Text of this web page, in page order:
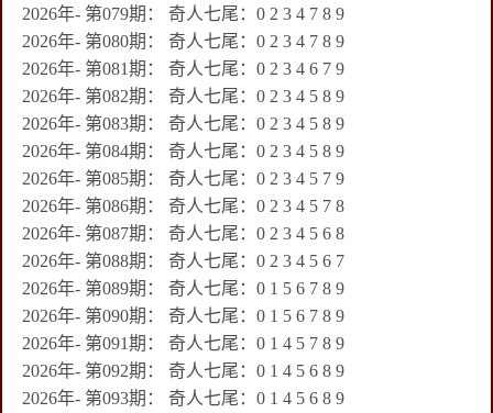
2026年- 第079期： 奇人七尾：0 2 3 4 7 8 9
2026年- 第080期： 奇人七尾：0 2 3 4 7 8 9
2026年- 第081期： 奇人七尾：0 2 3 4 6 7 9
2026年- 第082期： 奇人七尾：0 2 3 4 5 8 9
2026年- 第083期： 奇人七尾：0 2 3 4 5 8 9
2026年- 第084期： 奇人七尾：0 2 3 4 5 8 9
2026年- 第085期： 奇人七尾：0 2 3 4 5 7 9
2026年- 第086期： 奇人七尾：0 2 3 4 5 7 8
2026年- 第087期： 奇人七尾：0 2 3 4 5 6 8
2026年- 第088期： 奇人七尾：0 2 3 4 5 6 7
2026年- 第089期： 奇人七尾：0 1 5 6 7 8 9
2026年- 第090期： 奇人七尾：0 1 5 6 7 8 9
2026年- 第091期： 奇人七尾：0 1 4 5 7 8 9
2026年- 第092期： 奇人七尾：0 1 4 5 6 8 9
2026年- 第093期： 奇人七尾：0 1 4 5 6 8 9